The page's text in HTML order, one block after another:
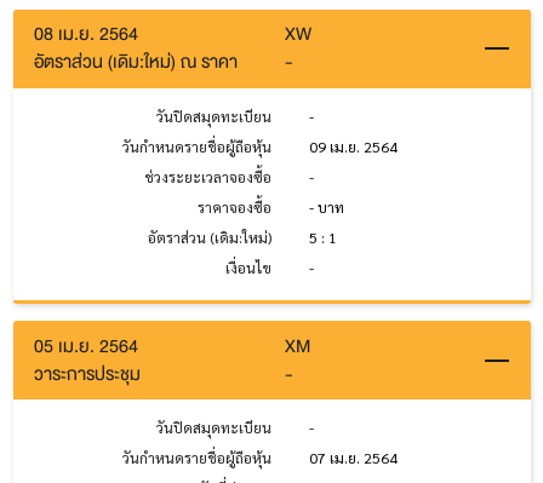
08 เม.ย. 2564
XW
อัตราส่วน (เดิม:ใหม่) ณ ราคา
-
วันปิดสมุดทะเบียน
-
วันกำหนดรายชื่อผู้ถือหุ้น
09 เม.ย. 2564
ช่วงระยะเวลาจองซื้อ
-
ราคาจองซื้อ
- บาท
อัตราส่วน (เดิม:ใหม่)
5 : 1
เงื่อนไข
-
05 เม.ย. 2564
XM
วาระการประชุม
-
วันปิดสมุดทะเบียน
-
วันกำหนดรายชื่อผู้ถือหุ้น
07 เม.ย. 2564